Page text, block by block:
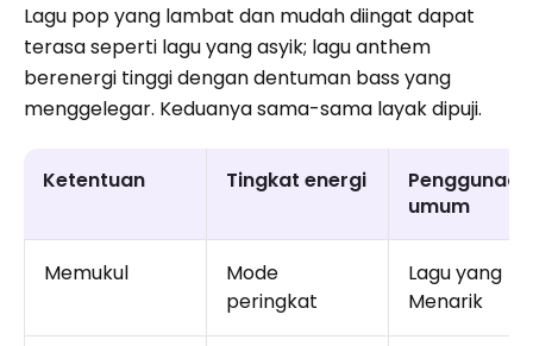
Lagu pop yang lambat dan mudah diingat dapat
terasa seperti lagu yang asyik; lagu anthem
berenergi tinggi dengan dentuman bass yang
menggelegar. Keduanya sama-sama layak dipuji.
Ketentuan Tingkat energi
Penggunaan
umum
Memukul
Mode
peringkat
Lagu yang
Menarik